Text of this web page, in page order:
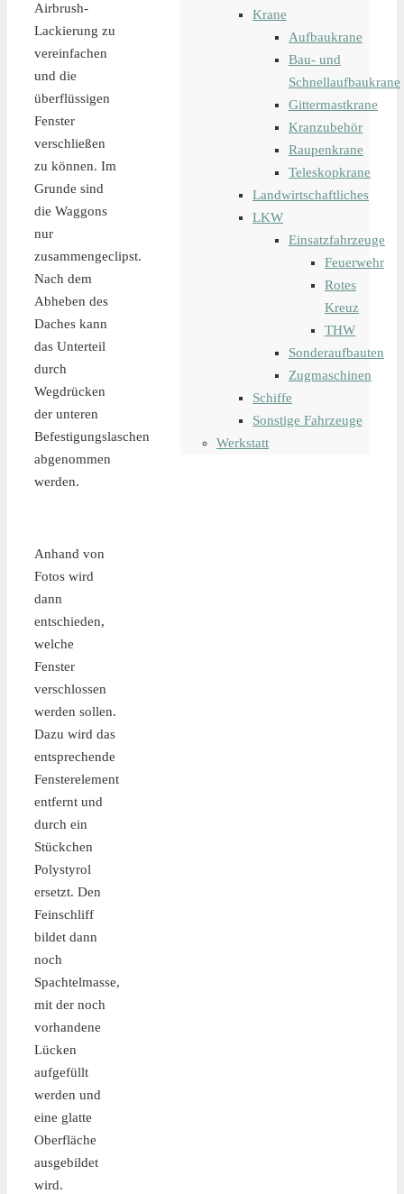
Airbrush-
Lackierung zu
vereinfachen
und die
überflüssigen
Fenster
verschließen
zu können. Im
Grunde sind
die Waggons
nur
zusammengeclipst.
Nach dem
Abheben des
Daches kann
das Unterteil
durch
Wegdrücken
der unteren
Befestigungslaschen
abgenommen
werden.
Anhand von
Fotos wird
dann
entschieden,
welche
Fenster
verschlossen
werden sollen.
Dazu wird das
entsprechende
Fensterelement
entfernt und
durch ein
Stückchen
Polystyrol
ersetzt. Den
Feinschliff
bildet dann
noch
Spachtelmasse,
mit der noch
vorhandene
Lücken
aufgefüllt
werden und
eine glatte
Oberfläche
ausgebildet
wird.
Krane
Aufbaukrane
Bau- und
Schnellaufbaukrane
Gittermastkrane
Kranzubehör
Raupenkrane
Teleskopkrane
Landwirtschaftliches
LKW
Einsatzfahrzeuge
Feuerwehr
Rotes
Kreuz
THW
Sonderaufbauten
Zugmaschinen
Schiffe
Sonstige Fahrzeuge
Werkstatt